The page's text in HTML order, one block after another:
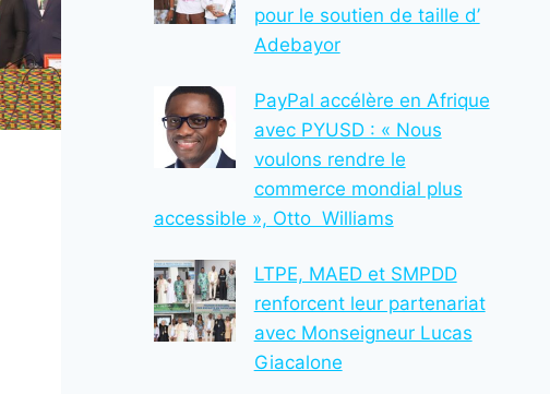
pour le soutien de taille d’
Adebayor
PayPal accélère en Afrique
avec PYUSD : « Nous
voulons rendre le
commerce mondial plus
accessible », Otto Williams
LTPE, MAED et SMPDD
renforcent leur partenariat
avec Monseigneur Lucas
Giacalone